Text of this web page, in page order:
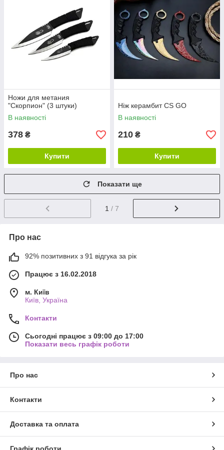
Ножи для метания
"Скорпион" (3 штуки)
В наявності
378 ₴
Купити
Ніж керамбит CS GO
В наявності
210 ₴
Купити
Показати ще
1 / 7
Про нас
92% позитивних з 91 відгука за рік
Працює з 16.02.2018
м. Київ
Київ, Україна
Контакти
Сьогодні працює з 09:00 до 17:00
Показати весь графік роботи
Про нас
Контакти
Доставка та оплата